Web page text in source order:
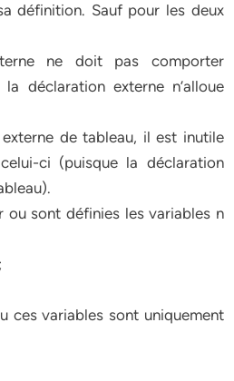
définition. Sauf pour les deux
ne doit pas comporter
la déclaration externe n’alloue
de tableau, il est inutile
ci (puisque la déclaration
ou sont définies les variables n
ces variables sont uniquement